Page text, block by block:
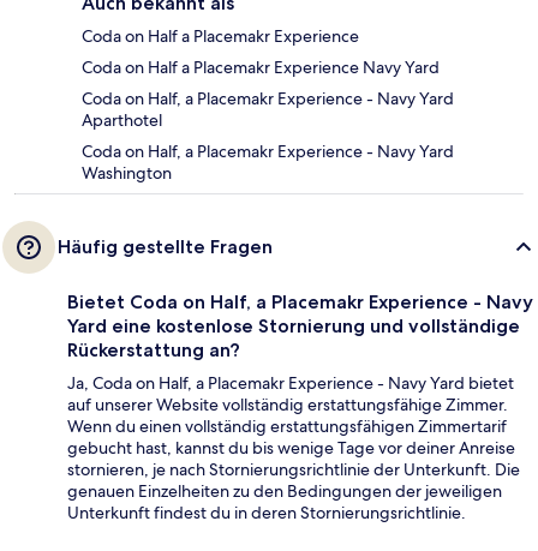
Coda on Half a Placemakr Experience
Coda on Half a Placemakr Experience Navy Yard
Coda on Half, a Placemakr Experience - Navy Yard
Aparthotel
Coda on Half, a Placemakr Experience - Navy Yard
Washington
Häufig gestellte Fragen
Bietet Coda on Half, a Placemakr Experience - Navy
Yard eine kostenlose Stornierung und vollständige
Rückerstattung an?
Ja, Coda on Half, a Placemakr Experience - Navy Yard bietet
auf unserer Website vollständig erstattungsfähige Zimmer.
Wenn du einen vollständig erstattungsfähigen Zimmertarif
gebucht hast, kannst du bis wenige Tage vor deiner Anreise
stornieren, je nach Stornierungsrichtlinie der Unterkunft. Die
genauen Einzelheiten zu den Bedingungen der jeweiligen
Unterkunft findest du in deren Stornierungsrichtlinie.